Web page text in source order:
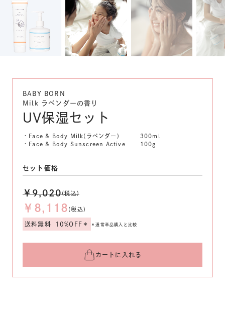
BABY BORN
Milk ラベンダーの香り
UV保湿セット
・Face & Body Milk(ラベンダー)
・Face & Body Sunscreen Active
300ml
100g
セット価格
￥9,020(税込)
￥8,118 (税込)
送料無料 10%OFF＊ ＊通常単品購入と比較
カートに入れる